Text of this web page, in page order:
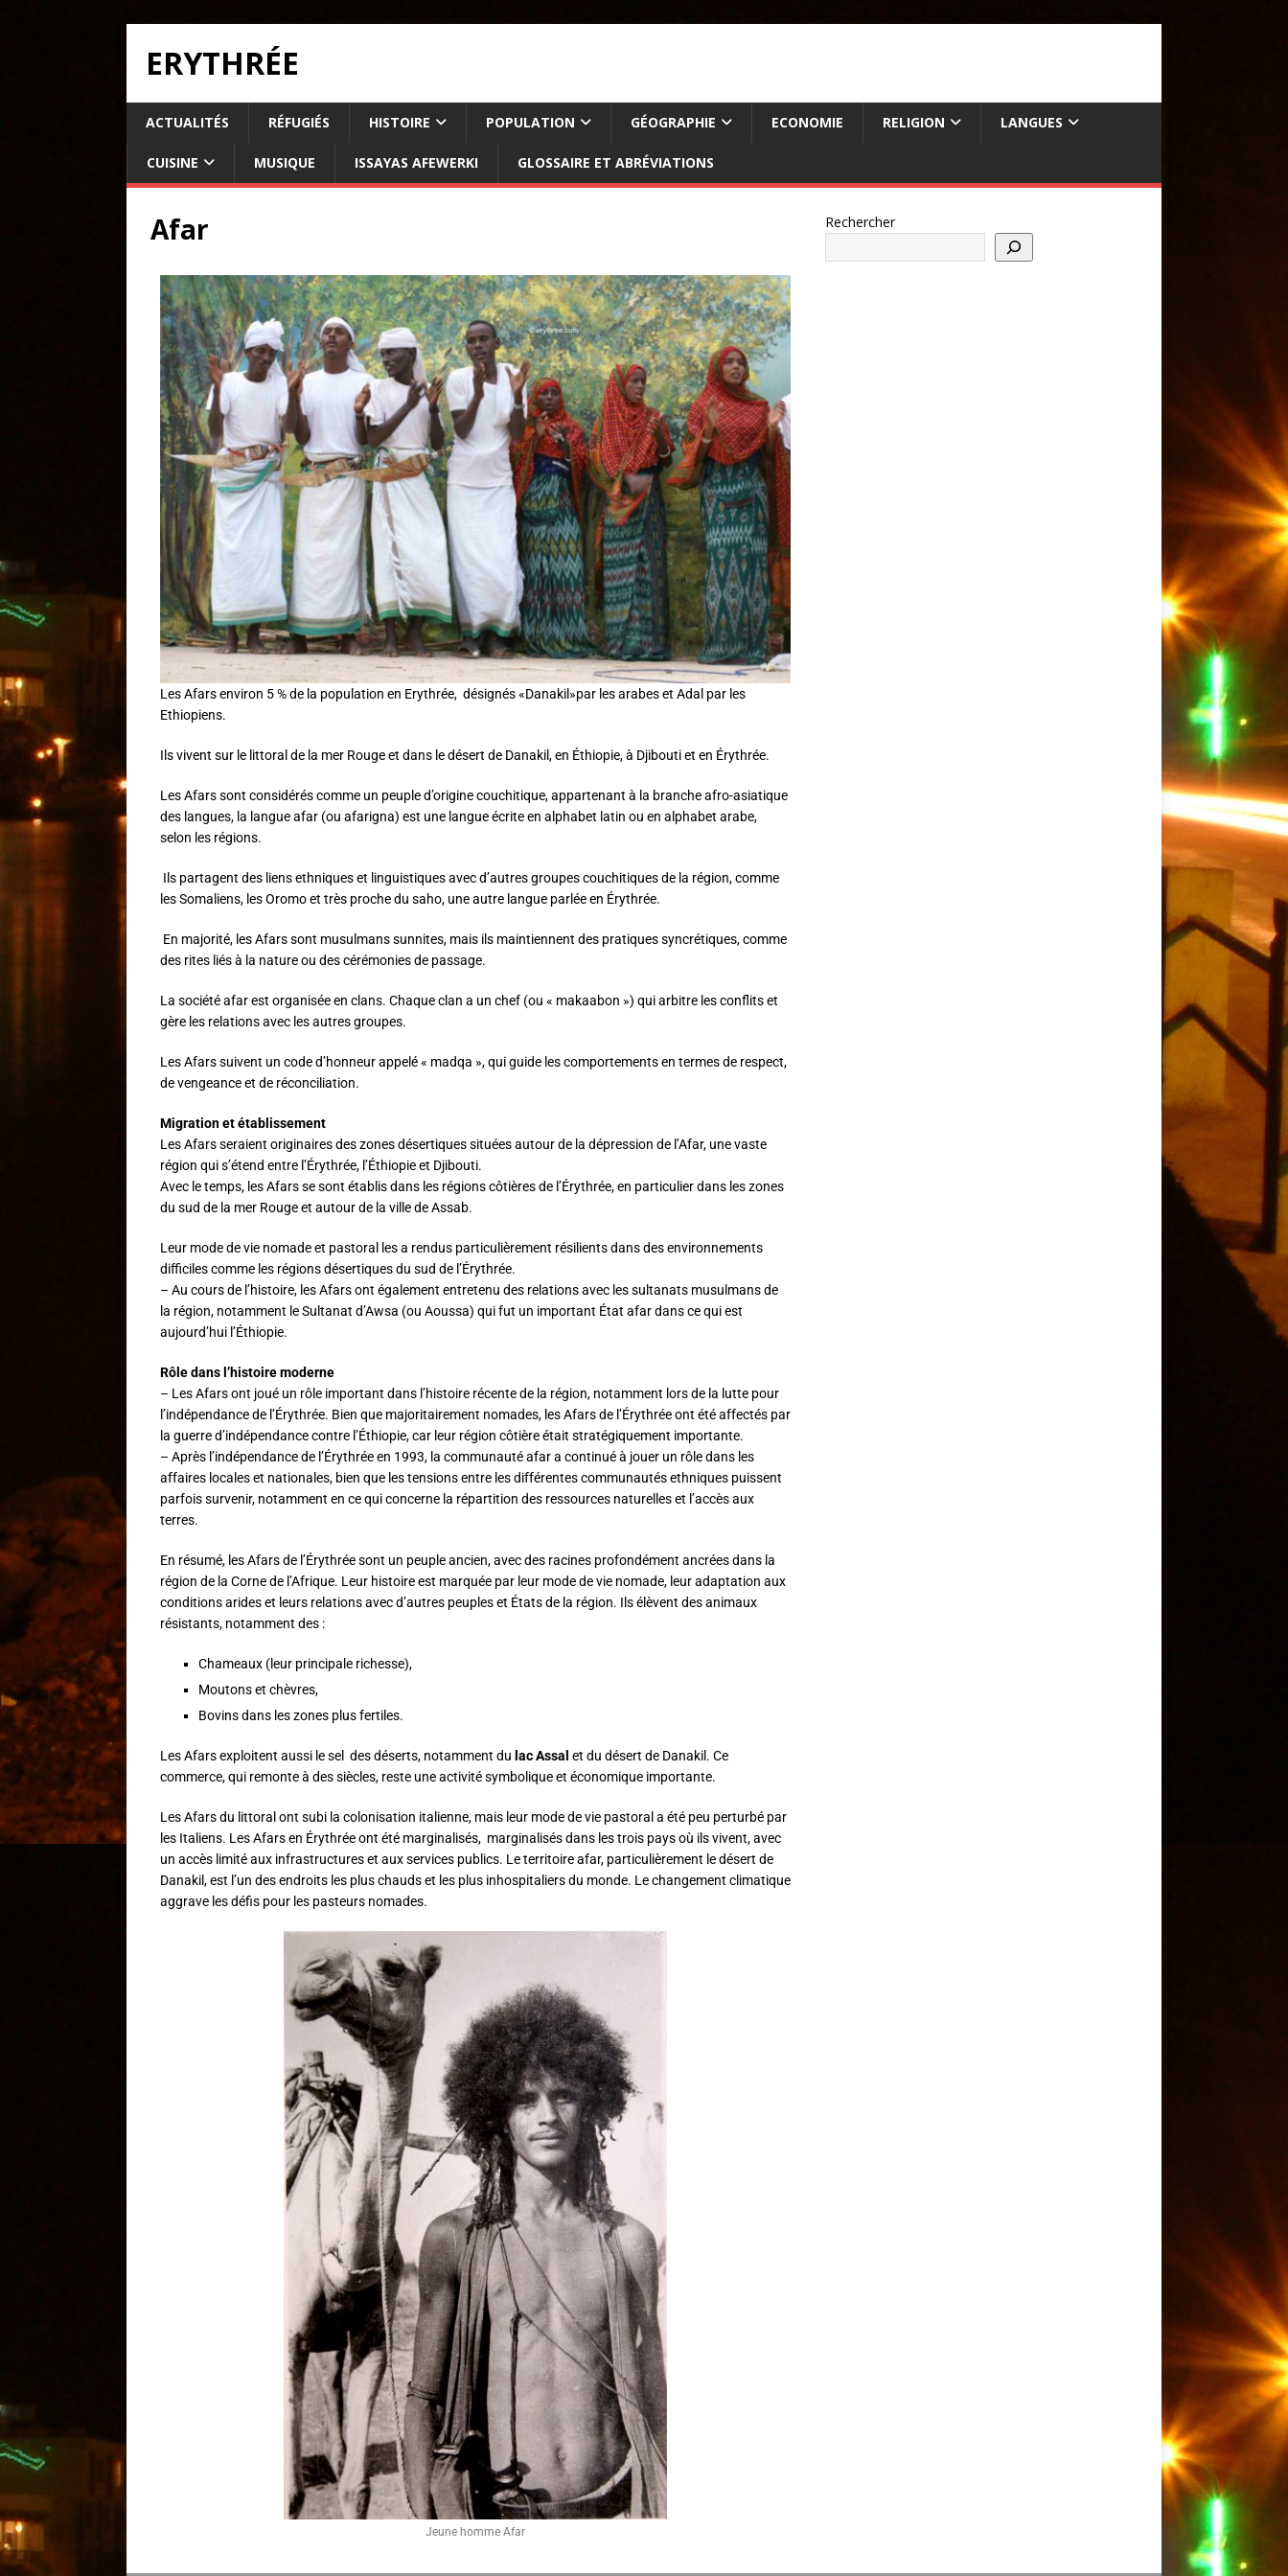
ERYTHRÉE
ACTUALITÉS RÉFUGIÉS HISTOIRE POPULATION GÉOGRAPHIE ECONOMIE RELIGION LANGUES
CUISINE MUSIQUE ISSAYAS AFEWERKI GLOSSAIRE ET ABRÉVIATIONS
Afar
Les Afars environ 5 % de la population en Erythrée, désignés «Danakil»par les arabes et Adal par les
Ethiopiens.
Ils vivent sur le littoral de la mer Rouge et dans le désert de Danakil, en Éthiopie, à Djibouti et en Érythrée.
Les Afars sont considérés comme un peuple d’origine couchitique, appartenant à la branche afro-asiatique
des langues, la langue afar (ou afarigna) est une langue écrite en alphabet latin ou en alphabet arabe,
selon les régions.
Ils partagent des liens ethniques et linguistiques avec d’autres groupes couchitiques de la région, comme
les Somaliens, les Oromo et très proche du saho, une autre langue parlée en Érythrée.
En majorité, les Afars sont musulmans sunnites, mais ils maintiennent des pratiques syncrétiques, comme
des rites liés à la nature ou des cérémonies de passage.
La société afar est organisée en clans. Chaque clan a un chef (ou « makaabon ») qui arbitre les conflits et
gère les relations avec les autres groupes.
Les Afars suivent un code d’honneur appelé « madqa », qui guide les comportements en termes de respect,
de vengeance et de réconciliation.
Migration et établissement
Les Afars seraient originaires des zones désertiques situées autour de la dépression de l’Afar, une vaste
région qui s’étend entre l’Érythrée, l’Éthiopie et Djibouti.
Avec le temps, les Afars se sont établis dans les régions côtières de l’Érythrée, en particulier dans les zones
du sud de la mer Rouge et autour de la ville de Assab.
Leur mode de vie nomade et pastoral les a rendus particulièrement résilients dans des environnements
difficiles comme les régions désertiques du sud de l’Érythrée.
– Au cours de l’histoire, les Afars ont également entretenu des relations avec les sultanats musulmans de
la région, notamment le Sultanat d’Awsa (ou Aoussa) qui fut un important État afar dans ce qui est
aujourd’hui l’Éthiopie.
Rôle dans l’histoire moderne
– Les Afars ont joué un rôle important dans l’histoire récente de la région, notamment lors de la lutte pour
l’indépendance de l’Érythrée. Bien que majoritairement nomades, les Afars de l’Érythrée ont été affectés par
la guerre d’indépendance contre l’Éthiopie, car leur région côtière était stratégiquement importante.
– Après l’indépendance de l’Érythrée en 1993, la communauté afar a continué à jouer un rôle dans les
affaires locales et nationales, bien que les tensions entre les différentes communautés ethniques puissent
parfois survenir, notamment en ce qui concerne la répartition des ressources naturelles et l’accès aux
terres.
En résumé, les Afars de l’Érythrée sont un peuple ancien, avec des racines profondément ancrées dans la
région de la Corne de l’Afrique. Leur histoire est marquée par leur mode de vie nomade, leur adaptation aux
conditions arides et leurs relations avec d’autres peuples et États de la région. Ils élèvent des animaux
résistants, notamment des :
Chameaux (leur principale richesse),
Moutons et chèvres,
Bovins dans les zones plus fertiles.
Les Afars exploitent aussi le sel des déserts, notamment du lac Assal et du désert de Danakil. Ce
commerce, qui remonte à des siècles, reste une activité symbolique et économique importante.
Les Afars du littoral ont subi la colonisation italienne, mais leur mode de vie pastoral a été peu perturbé par
les Italiens. Les Afars en Érythrée ont été marginalisés, marginalisés dans les trois pays où ils vivent, avec
un accès limité aux infrastructures et aux services publics. Le territoire afar, particulièrement le désert de
Danakil, est l’un des endroits les plus chauds et les plus inhospitaliers du monde. Le changement climatique
aggrave les défis pour les pasteurs nomades.
Jeune homme Afar
Rechercher